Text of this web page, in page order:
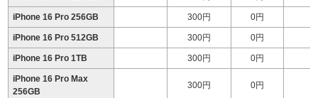
iPhone 16 Pro 256GB 300円 0円
iPhone 16 Pro 512GB 300円 0円
iPhone 16 Pro 1TB 300円 0円
iPhone 16 Pro Max
256GB
300円 0円